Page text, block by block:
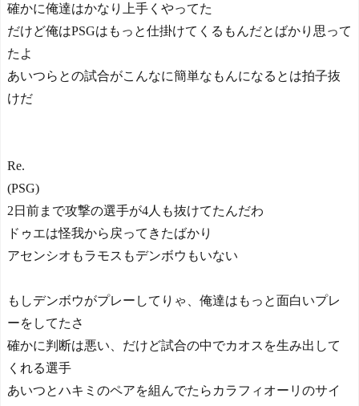
確かに俺達はかなり上手くやってた
だけど俺はPSGはもっと仕掛けてくるもんだとばかり思って
たよ
あいつらとの試合がこんなに簡単なもんになるとは拍子抜
けだ
Re.
(PSG)
2日前まで攻撃の選手が4人も抜けてたんだわ
ドゥエは怪我から戻ってきたばかり
アセンシオもラモスもデンボウもいない
もしデンボウがプレーしてりゃ、俺達はもっと面白いプレ
ーをしてたさ
確かに判断は悪い、だけど試合の中でカオスを生み出して
くれる選手
あいつとハキミのペアを組んでたらカラフィオーリのサイ